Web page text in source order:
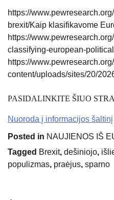
https://
brexit/Kaip klasifikavome
https://
classifying-european-
https://
content/uploads/sites/20/
PASIDALINKITE ŠIUO
Nuoroda į informacijos šaltinį
Posted in NAUJIENOS IŠ
Tagged Brexit, dešiniojo,
populizmas, praėjus, sparno